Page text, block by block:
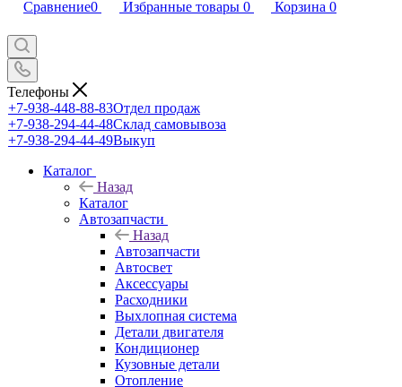
Сравнение0 Избранные товары 0 Корзина 0
Телефоны
+7-938-448-88-83Отдел продаж
+7-938-294-44-48Склад самовывоза
+7-938-294-44-49Выкуп
Каталог
Назад
Каталог
Автозапчасти
Назад
Автозапчасти
Автосвет
Аксессуары
Расходники
Выхлопная система
Детали двигателя
Кондиционер
Кузовные детали
Отопление